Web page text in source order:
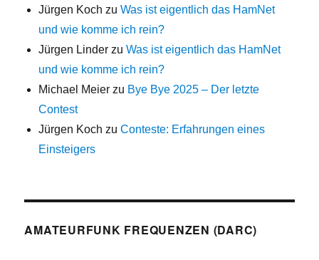
Jürgen Koch zuWas ist eigentlich das HamNet
und wie komme ich rein?
Jürgen Linder zuWas ist eigentlich das HamNet
und wie komme ich rein?
Michael Meier zu Bye Bye 2025 – Der letzte
Contest
Jürgen Koch zuConteste: Erfahrungen eines
Einsteigers
AMATEURFUNK FREQUENZEN (DARC)